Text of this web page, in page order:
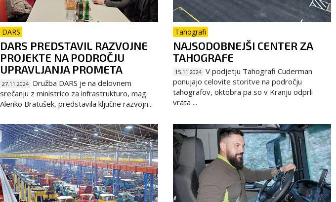
DARS
DARS PREDSTAVIL RAZVOJNE
PROJEKTE NA PODROČJU
UPRAVLJANJA PROMETA
27.11.2024 Družba DARS je na delovnem
srečanju z ministrico za infrastrukturo, mag.
Alenko Bratušek, predstavila ključne razvojn...
Tahografi
NAJSODOBNEJŠI CENTER ZA
TAHOGRAFE
15.11.2024 V podjetju Tahografi Cuderman
ponujajo celovite storitve na področju
tahografov, oktobra pa so v Kranju odprli
vrata ...